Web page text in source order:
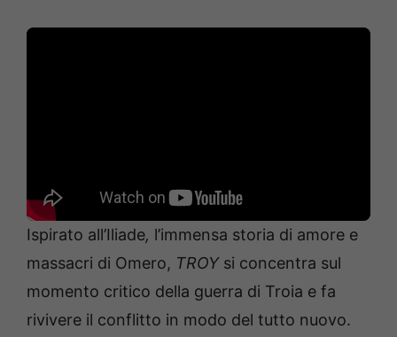
Ispirato all’Iliade, l’immensa storia di amore e
massacri di Omero, TROYsi concentra sul
momento critico della guerra di Troia e fa
rivivere il conflitto in modo del tutto nuovo.